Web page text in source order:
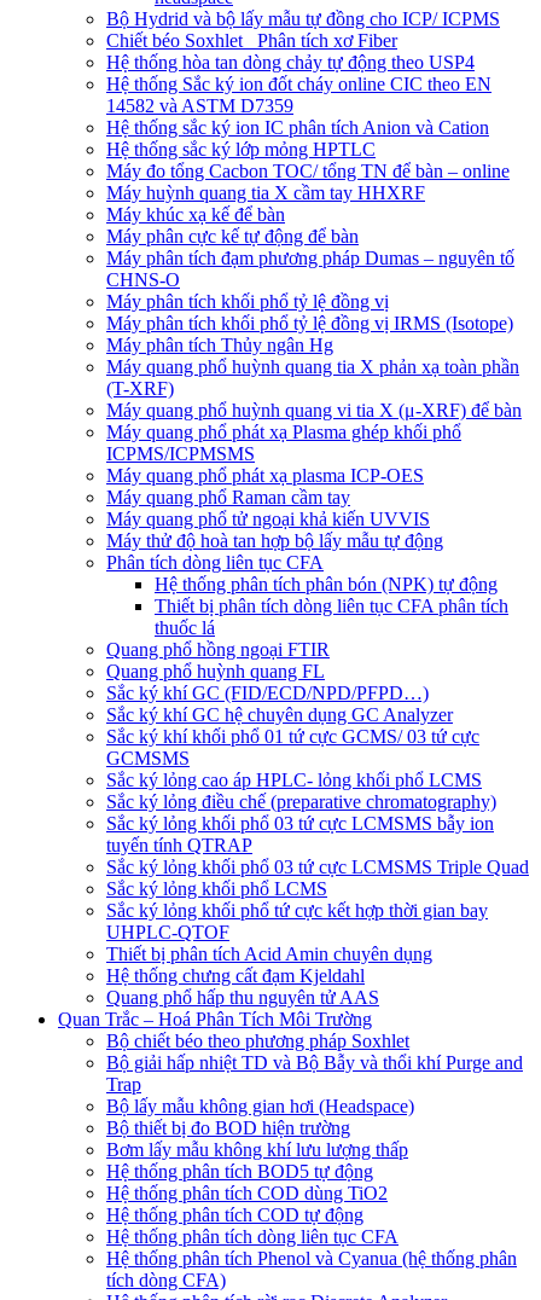
Bộ Hydrid và bộ lấy mẫu tự đồng cho ICP/ ICPMS
Chiết béo Soxhlet_ Phân tích xơ Fiber
Hệ thống hòa tan dòng chảy tự động theo USP4
Hệ thống Sắc ký ion đốt cháy online CIC theo EN
14582 và ASTM D7359
Hệ thống sắc ký ion IC phân tích Anion và Cation
Hệ thống sắc ký lớp mỏng HPTLC
Máy đo tổng Cacbon TOC/ tổng TN để bàn – online
Máy huỳnh quang tia X cầm tay HHXRF
Máy khúc xạ kế để bàn
Máy phân cực kế tự động để bàn
Máy phân tích đạm phương pháp Dumas – nguyên tố
CHNS-O
Máy phân tích khối phổ tỷ lệ đồng vị
Máy phân tích khối phổ tỷ lệ đồng vị IRMS (Isotope)
Máy phân tích Thủy ngân Hg
Máy quang phổ huỳnh quang tia X phản xạ toàn phần
(T-XRF)
Máy quang phổ huỳnh quang vi tia X (μ-XRF) để bàn
Máy quang phổ phát xạ Plasma ghép khối phổ
ICPMS/ICPMSMS
Máy quang phổ phát xạ plasma ICP-OES
Máy quang phổ Raman cầm tay
Máy quang phổ tử ngoại khả kiến UVVIS
Máy thử độ hoà tan hợp bộ lấy mẫu tự động
Phân tích dòng liên tục CFA
Hệ thống phân tích phân bón (NPK) tự động
Thiết bị phân tích dòng liên tục CFA phân tích
thuốc lá
Quang phổ hồng ngoại FTIR
Quang phổ huỳnh quang FL
Sắc ký khí GC (FID/ECD/NPD/PFPD…)
Sắc ký khí GC hệ chuyên dụng GC Analyzer
Sắc ký khí khối phổ 01 tứ cực GCMS/ 03 tứ cực
GCMSMS
Sắc ký lỏng cao áp HPLC- lỏng khối phổ LCMS
Sắc ký lỏng điều chế (preparative chromatography)
Sắc ký lỏng khối phổ 03 tứ cực LCMSMS bẫy ion
tuyến tính QTRAP
Sắc ký lỏng khối phổ 03 tứ cực LCMSMS Triple Quad
Sắc ký lỏng khối phổ LCMS
Sắc ký lỏng khối phổ tứ cực kết hợp thời gian bay
UHPLC-QTOF
Thiết bị phân tích Acid Amin chuyên dụng
Hệ thống chưng cất đạm Kjeldahl
Quang phổ hấp thu nguyên tử AAS
Quan Trắc – Hoá Phân Tích Môi Trường
Bộ chiết béo theo phương pháp Soxhlet
Bộ giải hấp nhiệt TD và Bộ Bẫy và thổi khí Purge and
Trap
Bộ lấy mẫu không gian hơi (Headspace)
Bộ thiết bị đo BOD hiện trường
Bơm lấy mẫu không khí lưu lượng thấp
Hệ thống phân tích BOD5 tự động
Hệ thống phân tích COD dùng TiO2
Hệ thống phân tích COD tự động
Hệ thống phân tích dòng liên tục CFA
Hệ thống phân tích Phenol và Cyanua (hệ thống phân
tích dòng CFA)